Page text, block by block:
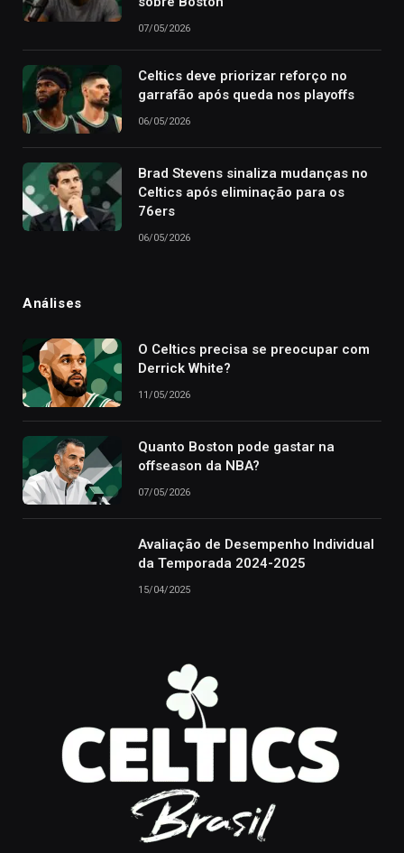
07/05/2026
Celtics deve priorizar reforço no
garrafão após queda nos playoffs
06/05/2026
Brad Stevens sinaliza mudanças no
Celtics após eliminação para os
76ers
06/05/2026
Análises
O Celtics precisa se preocupar com
Derrick White?
11/05/2026
Quanto Boston pode gastar na
offseason da NBA?
07/05/2026
Avaliação de Desempenho Individual
da Temporada 2024-2025
15/04/2025